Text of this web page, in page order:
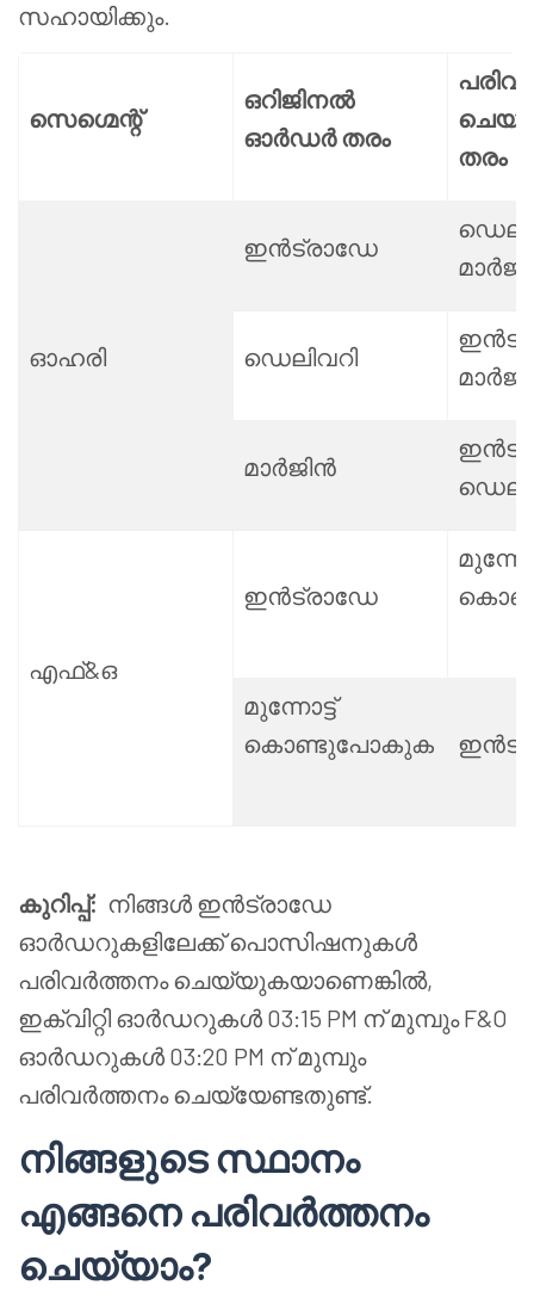
സഹായിക്കും.
സെഗ്മെന്റ്
ഒറിജിനൽ
ഓർഡർ തരം
തരം
ഓഹരി
ഇൻട്രാഡേ
ഡെലിവറി
മാർജിൻ
എഫ്&ഒ
ഇൻട്രാഡേ
മുന്നോട്ട്
കൊണ്ടുപോകുക
കുറിപ്പ്: നിങ്ങൾ ഇൻട്രാഡേ
ഓർഡറുകളിലേക്ക് പൊസിഷനുകൾ
പരിവർത്തനം ചെയ്യുകയാണെങ്കിൽ,
ഇക്വിറ്റി ഓർഡറുകൾ 03:15 PM ന് മുമ്പും F&O
ഓർഡറുകൾ 03:20 PM ന് മുമ്പും
പരിവർത്തനം ചെയ്യേണ്ടതുണ്ട്.
നിങ്ങളുടെ സ്ഥാനം
എങ്ങനെ പരിവർത്തനം
ചെയ്യാം?